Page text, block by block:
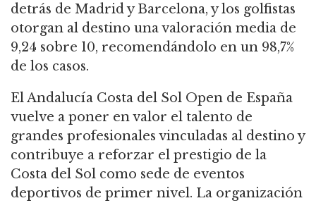
detrás de Madrid y Barcelona, y los golfistas
otorgan al destino una valoración media de
9,24 sobre 10, recomendándolo en un 98,7%
de los casos.
El Andalucía Costa del Sol Open de España
vuelve a poner en valor el talento de
grandes profesionales vinculadas al destino y
contribuye a reforzar el prestigio de la
Costa del Sol como sede de eventos
deportivos de primer nivel. La organización